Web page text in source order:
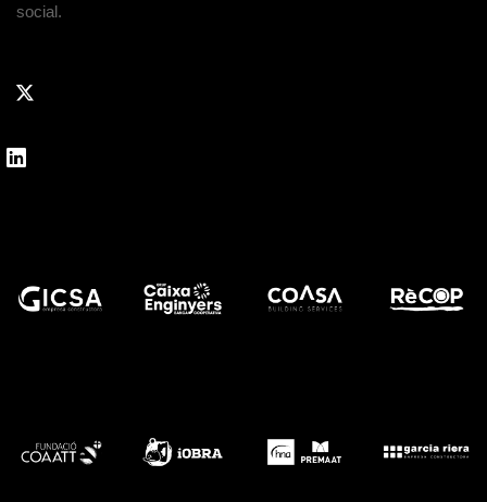
social.